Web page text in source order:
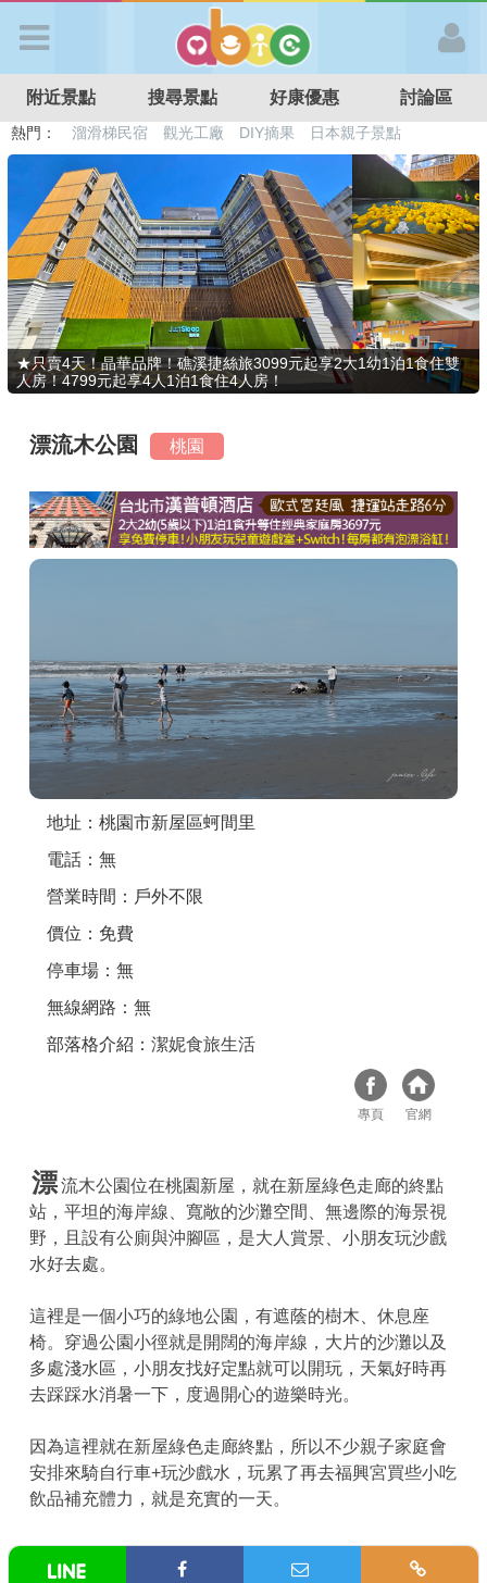
APP登入
首 頁
搜尋景點
好康優惠
最新消息
最新留言
商家合作
討論區
聯絡我們
APP下載
附近景點 搜尋景點 好康優惠 討論區
熱門： 溜滑梯民宿 觀光工廠 DIY摘果
日本親子景點
特色遊戲場
親子住房優惠 台北親子餐廳 溫泉泡湯SPA
★只賣4天！晶華品牌！礁溪捷絲旅3099元起享2大1幼1泊1食住雙
人房！4799元起享4人1泊1食住4人房！
漂流木公園 桃園
地址：桃園市新屋區蚵間里
電話：無
營業時間：戶外不限
價位：免費
停車場：無
無線網路：無
部落格介紹： 潔妮食旅生活
專頁 官網
漂流木公園位在桃園新屋，就在新屋綠色走廊的終點
站，平坦的海岸線、寬敞的沙灘空間、無邊際的海景視
野，且設有公廁與沖腳區，是大人賞景、小朋友玩沙戲
水好去處。
這裡是一個小巧的綠地公園，有遮蔭的樹木、休息座
椅。穿過公園小徑就是開闊的海岸線，大片的沙灘以及
多處淺水區，小朋友找好定點就可以開玩，天氣好時再
去踩踩水消暑一下，度過開心的遊樂時光。
因為這裡就在新屋綠色走廊終點，所以不少親子家庭會
安排來騎自行車+玩沙戲水，玩累了再去福興宮買些小吃
飲品補充體力，就是充實的一天。